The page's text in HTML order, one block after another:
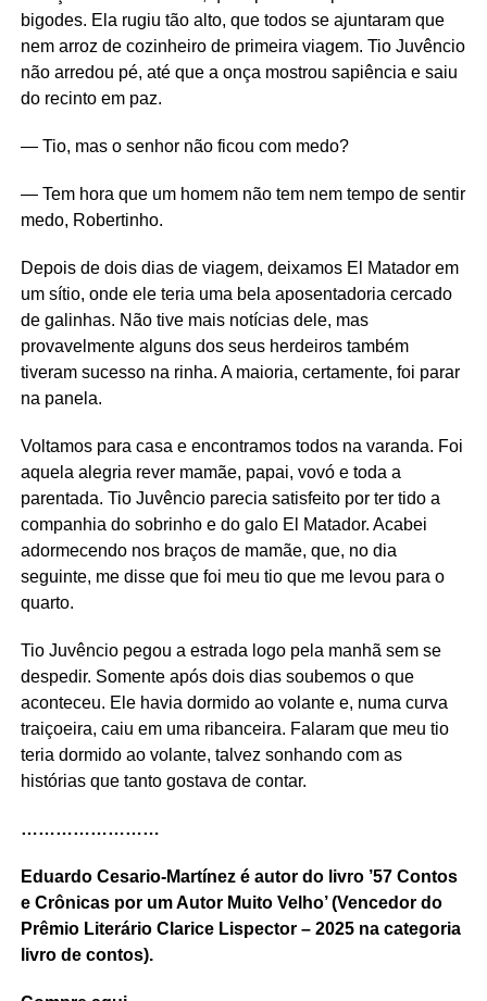
bigodes. Ela rugiu tão alto, que todos se ajuntaram que
nem arroz de cozinheiro de primeira viagem. Tio Juvêncio
não arredou pé, até que a onça mostrou sapiência e saiu
do recinto em paz.
— Tio, mas o senhor não ficou com medo?
— Tem hora que um homem não tem nem tempo de sentir
medo, Robertinho.
Depois de dois dias de viagem, deixamos El Matador em
um sítio, onde ele teria uma bela aposentadoria cercado
de galinhas. Não tive mais notícias dele, mas
provavelmente alguns dos seus herdeiros também
tiveram sucesso na rinha. A maioria, certamente, foi parar
na panela.
Voltamos para casa e encontramos todos na varanda. Foi
aquela alegria rever mamãe, papai, vovó e toda a
parentada. Tio Juvêncio parecia satisfeito por ter tido a
companhia do sobrinho e do galo El Matador. Acabei
adormecendo nos braços de mamãe, que, no dia
seguinte, me disse que foi meu tio que me levou para o
quarto.
Tio Juvêncio pegou a estrada logo pela manhã sem se
despedir. Somente após dois dias soubemos o que
aconteceu. Ele havia dormido ao volante e, numa curva
traiçoeira, caiu em uma ribanceira. Falaram que meu tio
teria dormido ao volante, talvez sonhando com as
histórias que tanto gostava de contar.
……………………
Eduardo Cesario-Martínez é autor do livro ’57 Contos
e Crônicas por um Autor Muito Velho’ (Vencedor do
Prêmio Literário Clarice Lispector – 2025 na categoria
livro de contos).